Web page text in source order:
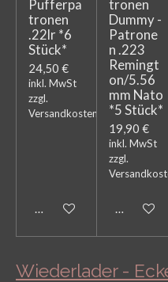
Pufferpa
tronen
.22lr *6
Stück*
24,50 €
inkl. MwSt
zzgl.
Versandkosten
Bei Verfügbarkeit
tronen
Dummy -
Patrone
n .223
Remingt
on/5.56
mm Nato
*5 Stück*
19,90 €
inkl. MwSt
zzgl.
Bei
Wiederlader -